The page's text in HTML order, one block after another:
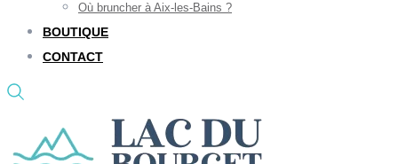
Où bruncher à Aix-les-Bains ?
BOUTIQUE
CONTACT